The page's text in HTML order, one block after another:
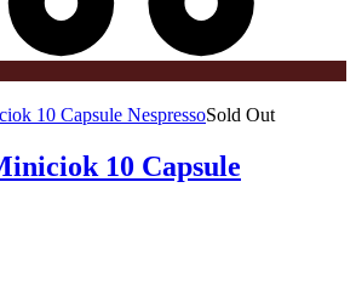
Sold Out
10 Capsule